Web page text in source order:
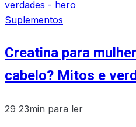
Suplementos
Creatina para
cabelo? Mitos e
29 23min para ler